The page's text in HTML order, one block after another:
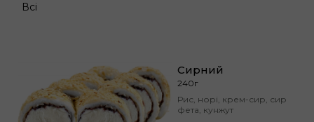
Всі
Сирний
240г
Рис, норі, крем-сир, сир
фета, кунжут